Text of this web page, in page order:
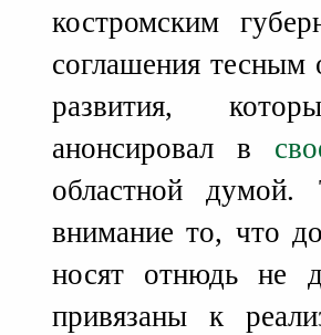
костромским
соглашения тесным
развития,
анонсировал в
областной
внимание то, что
носят отнюдь не
привязаны к